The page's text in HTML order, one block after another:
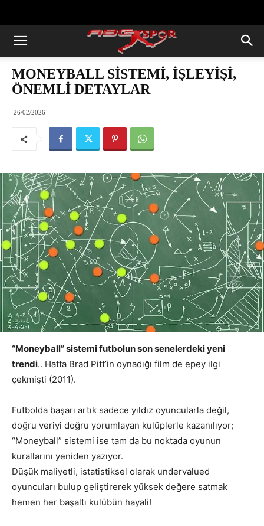
MONEYBALL SİSTEMİ, İŞLEYİŞİ,
ÖNEMLİ DETAYLAR
26/02/2026
“Moneyball” sistemi futbolun son senelerdeki yeni
trendi.. Hatta Brad Pitt’in oynadığı film de epey ilgi
çekmişti (2011).
Futbolda başarı artık sadece yıldız oyuncularla değil,
doğru veriyi doğru yorumlayan kulüplerle kazanılıyor;
“Moneyball” sistemi ise tam da bu noktada oyunun
kurallarını yeniden yazıyor.
Düşük maliyetli, istatistiksel olarak undervalued
oyuncuları bulup geliştirerek yüksek değere satmak
hemen her başaltı kulübün hayali!